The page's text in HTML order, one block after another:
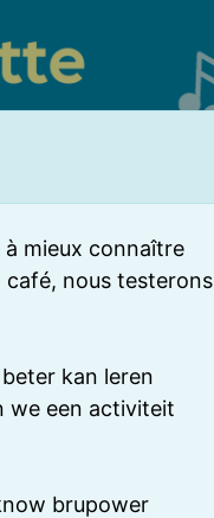
à mieux connaître
nous testerons
kan leren
we een activiteit
brupower